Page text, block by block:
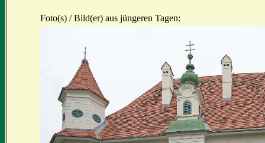
Foto(s) / Bild(er) aus jüngeren Tagen: